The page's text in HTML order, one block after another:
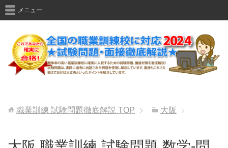
メニュー
職業訓練 試験問題徹底解説 TOP 大阪